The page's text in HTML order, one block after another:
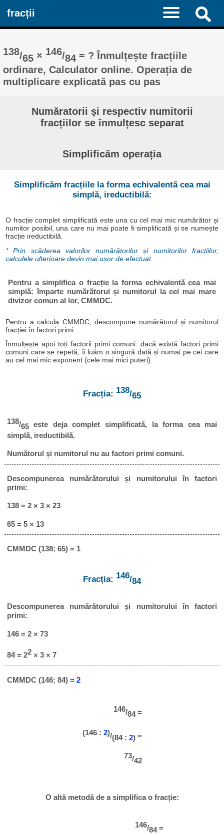
fracții
138/65 × 146/84 = ? Înmulțește fracțiile
ordinare, Calculator online. Operația de
multiplicare explicată pas cu pas
Număratorii și respectiv numitorii
fracțiilor se înmulțesc separat
Simplificăm operația
Simplificăm fracțiile la forma echivalentă cea mai
simplă, ireductibilă:
O fracție complet simplificată este una cu cel mai mic numărător și
numitor posibil, una care nu mai poate fi simplificată și se numește
fracție ireductibilă.
* Prin scăderea valorilor numărătorilor și numitorilor fracțiilor,
calculele ulterioare devin mai ușor de efectuat.
Pentru a simplifica o fracție la forma echivalentă cea mai
simplă: împarte numărătorul și numitorul la cel mai mare
divizor comun al lor, CMMDC.
Pentru a calcula CMMDC, descompune numărătorul și numitorul
fracției în factori primi.
Înmulțește apoi toți factorii primi comuni: dacă există factori primi
comuni care se repetă, îi luăm o singură dată și numai pe cei care
au cel mai mic exponent (cele mai mici puteri).
Fracția: 138/65
138/65este deja complet simplificată, la forma cea mai
simplă, ireductibilă.
Numătorul și numitorul nu au factori primi comuni.
Descompunerea numărătorului și numitorului în factori
primi:
138 = 2 × 3 × 23
65 = 5 × 13
CMMDC (138; 65) = 1
Fracția: 146/84
Descompunerea numărătorului și numitorului în factori
primi:
146 = 2 × 73
84 = 22× 3 × 7
CMMDC (146; 84) = 2
146/84 =
(146 : 2)/(84 : 2)=
73/42
O altă metodă de a simplifica o fracție:
146/84 =